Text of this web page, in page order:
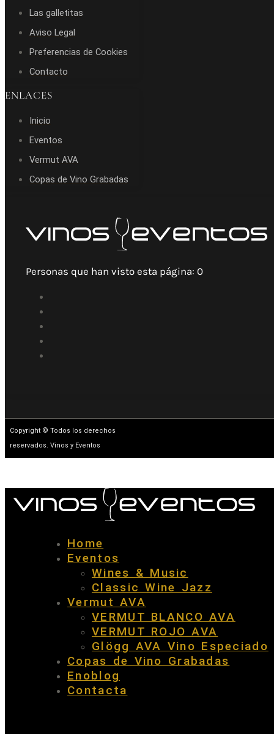
Las galletitas
Aviso Legal
Preferencias de Cookies
Contacto
ENLACES
Inicio
Eventos
Vermut AVA
Copas de Vino Grabadas
Personas que han visto esta página: 0
Copyright © Todos los derechos
reservados. Vinos y Eventos
Home
Eventos
Wines & Music
Classic Wine Jazz
Vermut AVA
VERMUT BLANCO AVA
VERMUT ROJO AVA
Glögg AVA Vino Especiado
Copas de Vino Grabadas
Enoblog
Contacta